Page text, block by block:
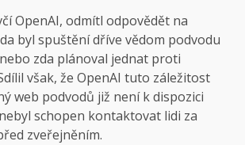
OpenAI, odmítl odpovědět na
byl spuštění dříve vědom podvodu
nebo zda plánoval jednat proti
však, že OpenAI tuto záležitost
web podvodů již není k dispozici
schopen kontaktovat lidi za
zveřejněním.